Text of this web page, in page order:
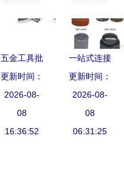
五金工具批
发选购指南
从入门到精
通的有效方
法
更新时间：
2026-08-
08
16:36:52
一站式连接
海洋工程的
高品质船用
锚链与高强
锚点供应专
更新时间：
2026-08-
08
06:31:25